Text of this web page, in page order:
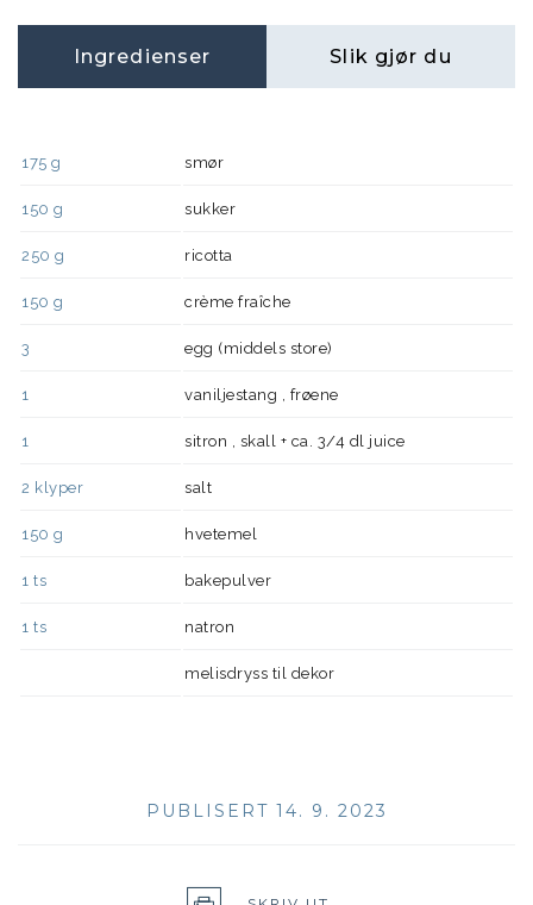
Ingredienser Slik gjør du
175 g smør
150 g sukker
250 g ricotta
150 g crème fraîche
3 egg (middels store)
1 vaniljestang , frøene
1 sitron , skall + ca. 3/4 dl juice
2 klyper salt
150 g hvetemel
1 ts bakepulver
1 ts natron
melisdryss til dekor
PUBLISERT 14. 9. 2023